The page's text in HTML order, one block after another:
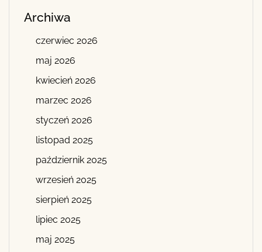
Archiwa
czerwiec 2026
maj 2026
kwiecień 2026
marzec 2026
styczeń 2026
listopad 2025
październik 2025
wrzesień 2025
sierpień 2025
lipiec 2025
maj 2025